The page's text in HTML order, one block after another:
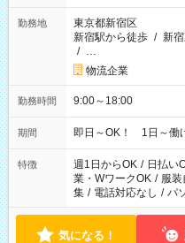
勤務地
東京都新宿区
新宿駅から徒歩 / 新
/ …
物流企業
勤務時間 9:00～18:00
期間 即日～OK！ 1日～働
特徴 週1日からOK / 日払い
業・WワークOK / 服装
集 / 電話対応なし / パ
気になる！